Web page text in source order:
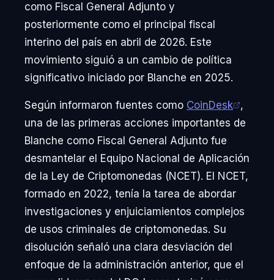
como Fiscal General Adjunto y
posteriormente como el principal fiscal
interino del país en abril de 2026. Este
movimiento siguió a un cambio de política
significativo iniciado por Blanche en 2025.
Según informaron fuentes como CoinDesk
,
una de las primeras acciones importantes de
Blanche como Fiscal General Adjunto fue
desmantelar el Equipo Nacional de Aplicación
de la Ley de Criptomonedas (NCET). El NCET,
formado en 2022, tenía la tarea de abordar
investigaciones y enjuiciamientos complejos
de usos criminales de criptomonedas. Su
disolución señaló una clara desviación del
enfoque de la administración anterior, que el